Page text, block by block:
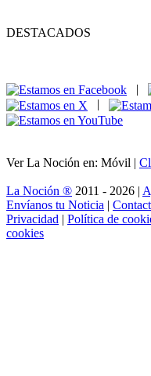
DESTACADOS
|
|
Ver La Noción en: Móvil |
La Noción ® 2011 - 2026 |
Envíanos tu Noticia |
Privacidad | Política de
cookies